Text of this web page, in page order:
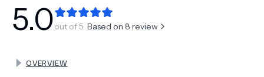
TERMS
5.0out of 5. Based on 8 review
OVERVIEW